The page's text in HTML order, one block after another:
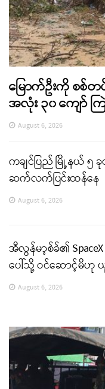
မြောက်ဦးကို စစ်
အလုံး ၃၀ ကျော်
August 6, 2026
ကချင်ပြည် မြို့နယ် ၅ ခု
ဆက်လက်ပြင်းထန်နေ
August 6, 2026
အီလွန်မာ့စ်ခ်၏ SpaceX
ပေါ်သို့ ဝင်ဆောင့်မိဟု
August 6, 2026